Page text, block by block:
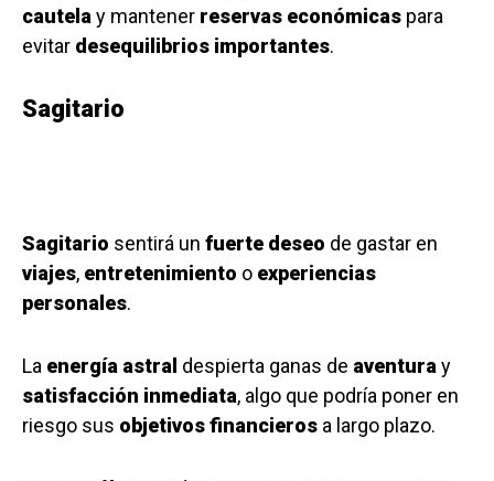
cautelay mantener reservas económicas para
evitar desequilibrios importantes.
Sagitario
Sagitario sentirá un fuerte deseo de gastar en
viajes, entretenimiento o experiencias
personales.
La energía astral despierta ganas de aventuray
satisfacción inmediata, algo que podría poner en
riesgo sus objetivos financieros a largo plazo.